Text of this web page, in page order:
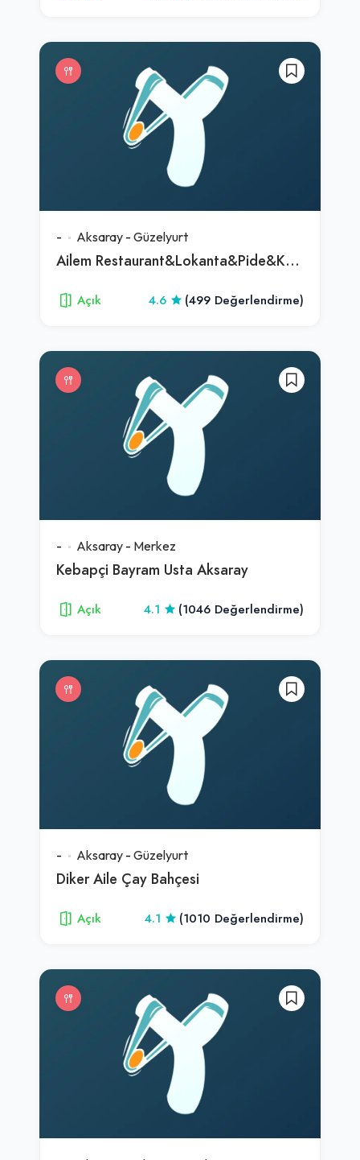
- Aksaray - Güzelyurt
Ailem Restaurant&Lokanta&Pide&Kahvaltı
Açık 4.6 (499 Değerlendirme)
- Aksaray - Merkez
Kebapçi Bayram Usta Aksaray
Açık 4.1 (1046 Değerlendirme)
- Aksaray - Güzelyurt
Diker Aile Çay Bahçesi
Açık 4.1 (1010 Değerlendirme)